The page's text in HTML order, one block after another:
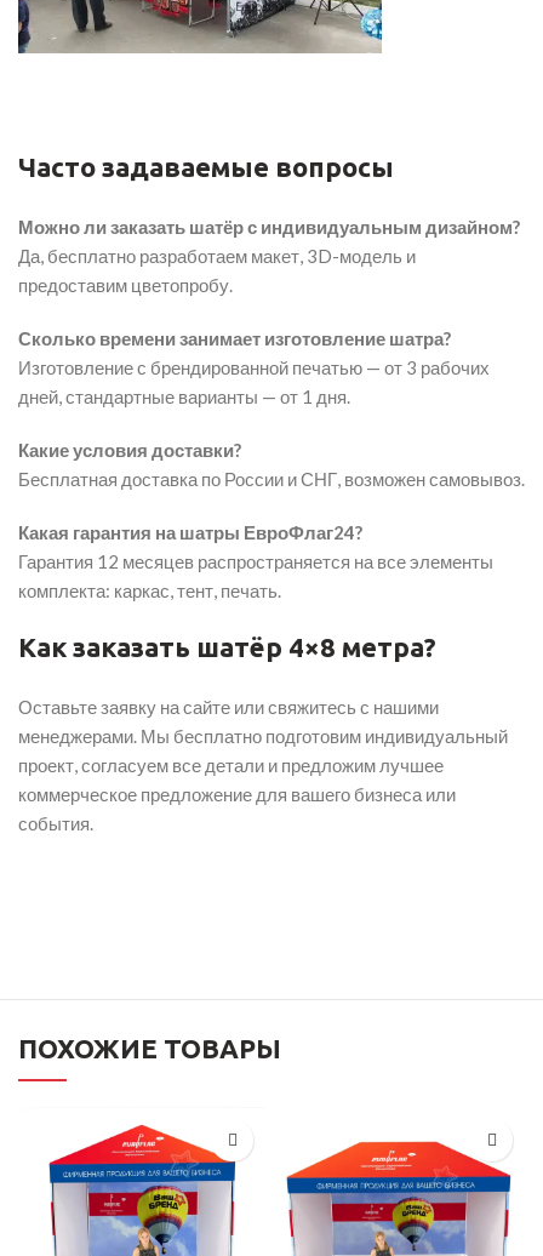
Часто задаваемые вопросы
Можно ли заказать шатёр с индивидуальным дизайном?
Да, бесплатно разработаем макет, 3D-модель и
предоставим цветопробу.
Сколько времени занимает изготовление шатра?
Изготовление с брендированной печатью — от 3 рабочих
дней, стандартные варианты — от 1 дня.
Какие условия доставки?
Бесплатная доставка по России и СНГ, возможен самовывоз.
Какая гарантия на шатры ЕвроФлаг24?
Гарантия 12 месяцев распространяется на все элементы
комплекта: каркас, тент, печать.
Как заказать шатёр 4×8 метра?
Оставьте заявку на сайте или свяжитесь с нашими
менеджерами. Мы бесплатно подготовим индивидуальный
проект, согласуем все детали и предложим лучшее
коммерческое предложение для вашего бизнеса или
события.
ПОХОЖИЕ ТОВАРЫ